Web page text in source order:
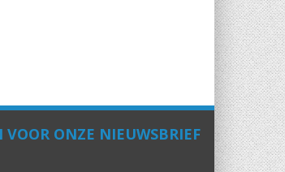
VOOR ONZE NIEUWSBRIEF